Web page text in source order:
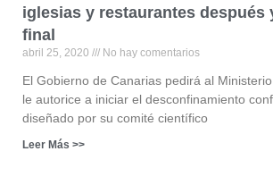
iglesias y restaurantes después
final
abril 25, 2020 No hay comentarios
El Gobierno de Canarias pedirá al
le autorice a iniciar el desconfinamiento
diseñado por su comité científico
Leer Más >>